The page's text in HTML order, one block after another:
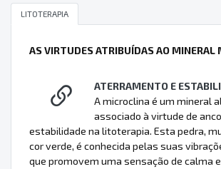
LITOTERAPIA
AS VIRTUDES ATRIBUÍDAS AO MINERAL
ATERRAMENTO E
A microclina é um mineral
associado à virtude de
estabilidade na litoterapia. Esta pedra,
cor verde, é conhecida pelas suas
que promovem uma sensação de calma